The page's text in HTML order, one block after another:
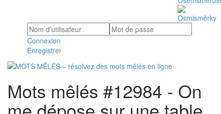
Connexion
Enregistrer
Mots mêlés #12984 - On